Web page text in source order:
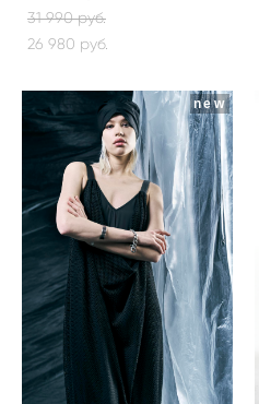
31 990 pуб.
26 980 pуб.
new